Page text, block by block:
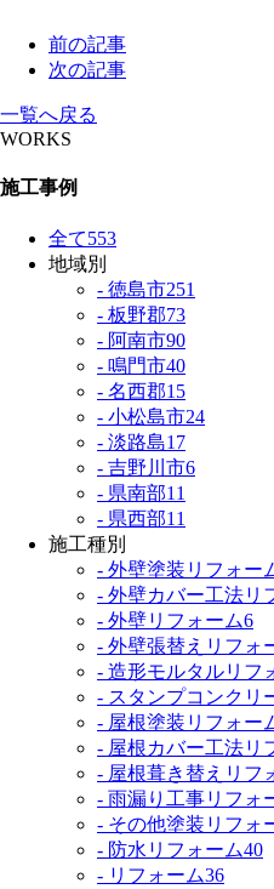
前の記事
次の記事
一覧へ戻る
WORKS
施工事例
全て553
地域別
- 徳島市251
- 板野郡73
- 阿南市90
- 鳴門市40
- 名西郡15
- 小松島市24
- 淡路島17
- 吉野川市6
- 県南部11
- 県西部11
施工種別
- 外壁塗装リフォー
- 外壁カバー工法リ
- 外壁リフォーム6
- 外壁張替えリフォ
- 造形モルタルリフ
- スタンプコンクリ
- 屋根塗装リフォー
- 屋根カバー工法リ
- 屋根葺き替えリフ
- 雨漏り工事リフォ
- その他塗装リフォ
- 防水リフォーム40
- リフォーム36